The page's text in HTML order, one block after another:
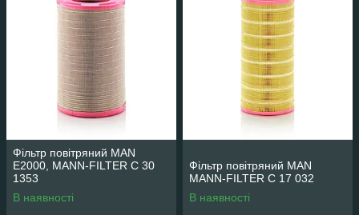
Фільтр повітряний MAN
E2000, MANN-FILTER C 30
1353
В наявності
Фільтр повітряний MAN
MANN-FILTER C 17 032
В наявності